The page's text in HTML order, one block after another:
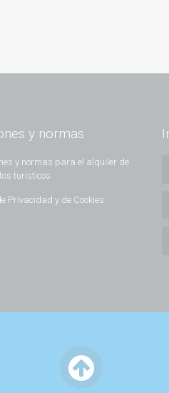
y normas
y normas para el alquiler de
turísticos
Privacidad y de Cookies